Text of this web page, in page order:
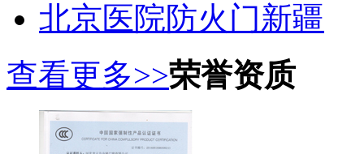
北京医院防火门新疆
查看更多>>荣誉资质